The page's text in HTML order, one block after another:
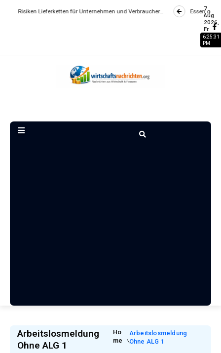
für Unternehmen und Verbraucher… Essen gehen wird zum
7
Aug.
2026,
Fr.
6:25:31
PM
Arbeitslosmeldung
Ohne ALG 1
Ho
Me
Arbeitslosmeldung
Ohne ALG 1